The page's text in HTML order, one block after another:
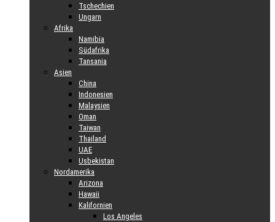
Tschechien
Ungarn
Afrika
Namibia
Südafrika
Tansania
Asien
China
Indonesien
Malaysien
Oman
Taiwan
Thailand
UAE
Usbekistan
Nordamerika
Arizona
Hawaii
Kalifornien
Los Angeles